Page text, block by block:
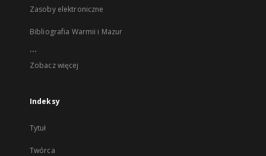
Zasoby elektroniczne
Bibliografia Warmii i Mazur
...
Zobacz więcej
Indeksy
Tytuł
Twórca